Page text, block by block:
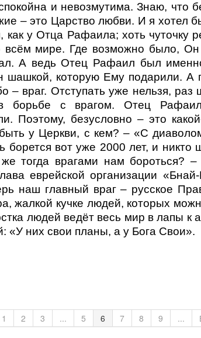
и невозмутима. Знаю,
– это Царство любви. И я хотел
как у Отца Рафаила; хоть
всём мире. Где возможно было,
А ведь Отец Рафаил был
шашкой, которую Ему подарили. А
– враг. Отступать уже нельзя,
борьбе с врагом. Отец
Поэтому, безусловно – это
у Церкви, с кем? – «С
борется вот уже 2000 лет, и
тогда врагами нам бороться?
еврейской организации
наш главный враг – русское
жалкой кучке людей, которых
людей ведёт весь мир в лапы
«У них свои планы, а у Бога Свои».
1 2 3 ... 5 6 7 8 9 ...